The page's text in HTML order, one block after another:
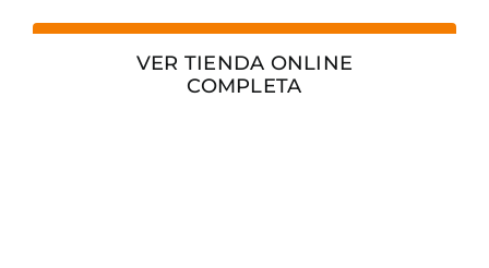
VER TIENDA ONLINE
COMPLETA